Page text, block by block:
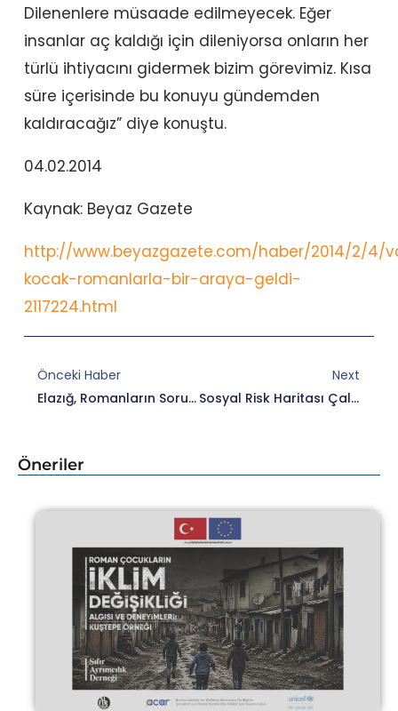
Dilenenlere müsaade edilmeyecek. Eğer
insanlar aç kaldığı için dileniyorsa onların her
türlü ihtiyacını gidermek bizim görevimiz. Kısa
süre içerisinde bu konuyu gündemden
kaldıracağız” diye konuştu.
04.02.2014
Kaynak: Beyaz Gazete
http://www.beyazgazete.com/haber/2014/2/4/
kocak-romanlarla-bir-araya-geldi-
2117224.html
Önceki Haber
Elazığ, Romanların Sorunlarına Çözüm Arayacak
Next
Sosyal Risk Haritası Çalışmaları Devam Ediyor
Öneriler